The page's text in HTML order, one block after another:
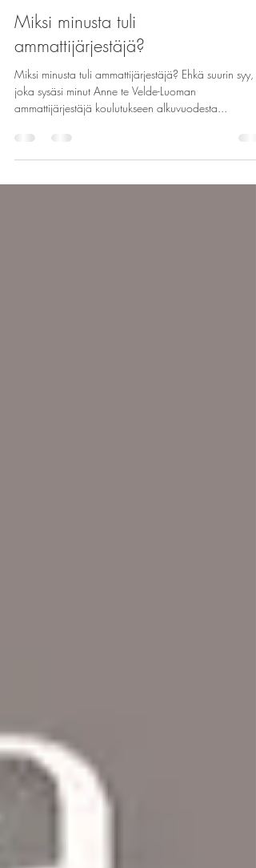
tilahaltuun
Dec 19, 2022
1 min read
Miksi minusta tuli
ammattijärjestäjä?
Miksi minusta tuli ammattijärjestäjä? Ehkä suurin syy,
joka sysäsi minut Anne te Velde-Luoman